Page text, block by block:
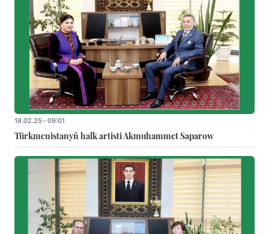
18.02.25 - 09:01
Türkmenistanyň halk artisti Akmuhammet Saparow